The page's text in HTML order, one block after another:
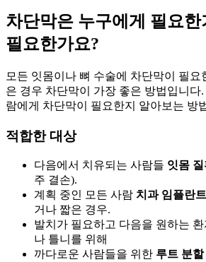
차단막은 누구에게 필요한
필요한가요?
모든 잇몸이나 뼈 수술에 차단막이 필요
은 경우 차단막이 가장 좋은 방법입니다
람에게 차단막이 필요한지 알아보는 방
적합한 대상
다음에서 치유되는 사람들 잇몸
주 결손).
계획 중인 모든 사람 치과 임플란트
거나 짧은 경우.
발치가 필요하고 다음을 원하는 환
나 틀니를 위해
까다로운 사람들을 위한 루트 분할